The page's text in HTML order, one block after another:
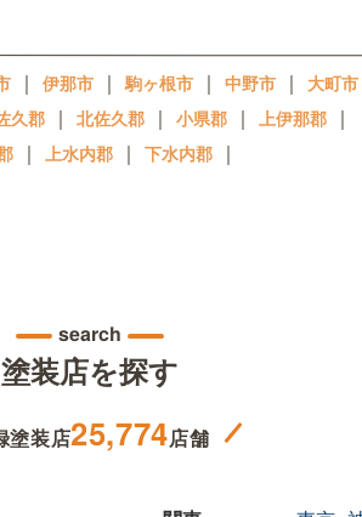
｜ 伊那市 ｜ 駒ヶ根市 ｜ 中野市 ｜
大町市
久郡 ｜ 北佐久郡 ｜ 小県郡 ｜ 上伊那郡 ｜
｜ 上水内郡 ｜ 下水内郡 ｜
search
塗装店を探す
塗装店25,774店舗